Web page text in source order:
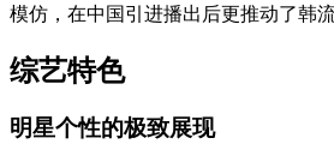
模仿，在中国引进播出后更推动了韩
综艺特色
明星个性的极致展现